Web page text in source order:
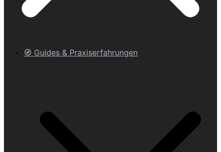
🧭 Guides & Praxiserfahrungen